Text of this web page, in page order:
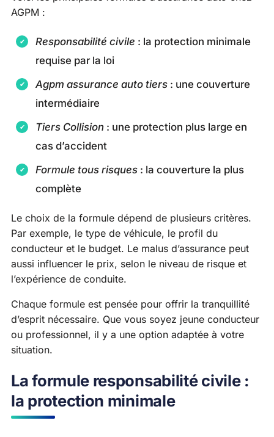
AGPM :
Responsabilité civile : la protection minimale
requise par la loi
Agpm assurance auto tiers : une couverture
intermédiaire
Tiers Collision : une protection plus large en
cas d’accident
Formule tous risques : la couverture la plus
complète
Le choix de la formule dépend de plusieurs critères.
Par exemple, le type de véhicule, le profil du
conducteur et le budget. Le malus d’assurance peut
aussi influencer le prix, selon le niveau de risque et
l’expérience de conduite.
Chaque formule est pensée pour offrir la tranquillité
d’esprit nécessaire. Que vous soyez jeune conducteur
ou professionnel, il y a une option adaptée à votre
situation.
La formule responsabilité civile :
la protection minimale